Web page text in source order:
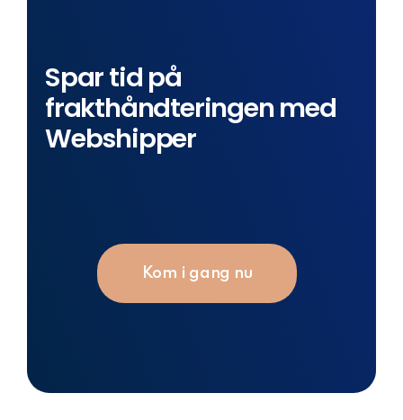
Spar tid på
frakthåndteringen med
Webshipper
Kom i gang nu